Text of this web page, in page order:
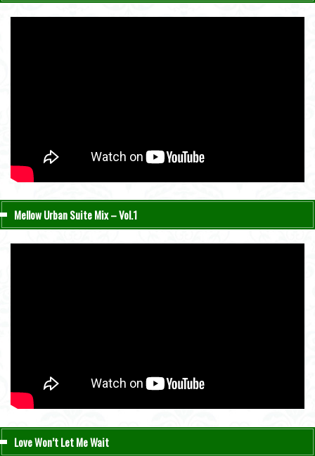
Mellow Urban Suite Mix – Vol.1
Love Won’t Let Me Wait